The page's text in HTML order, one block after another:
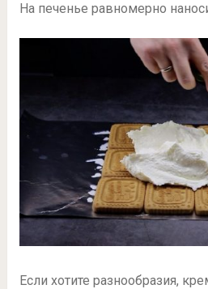
На печенье равномерно
Если хотите разнообразия,